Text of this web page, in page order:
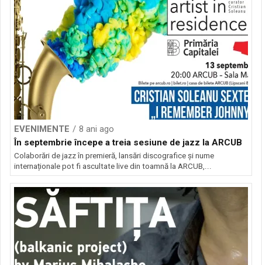
EVENIMENTE
8 ani ago
În septembrie începe a treia sesiune de jazz la ARCUB
Colaborări de jazz în premieră, lansări discografice și nume
internaționale pot fi ascultate live din toamnă la ARCUB,...